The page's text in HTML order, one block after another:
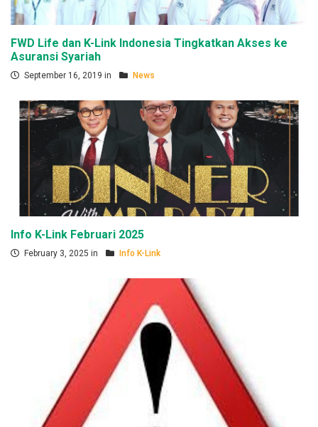
FWD Life dan K-Link Indonesia Tingkatkan Akses ke
Asuransi Syariah
September 16, 2019 in News
Info K-Link Februari 2025
February 3, 2025 in Info K-Link